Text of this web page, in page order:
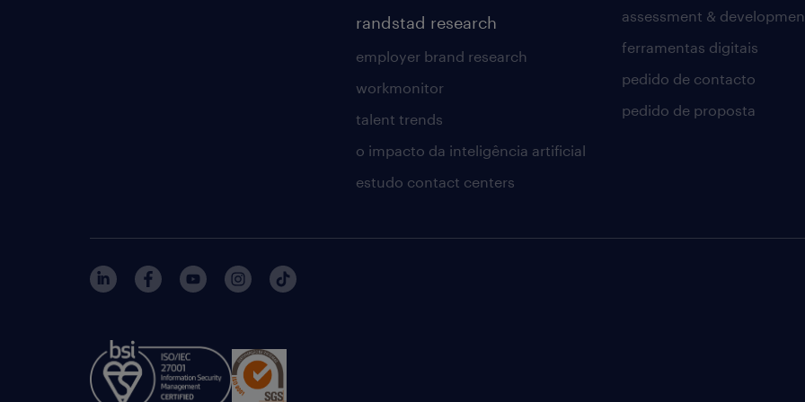
randstad research
employer brand research
workmonitor
talent trends
o impacto da inteligência artificial
estudo contact centers
assessment &
ferramentas digitais
pedido de contacto
pedido de proposta